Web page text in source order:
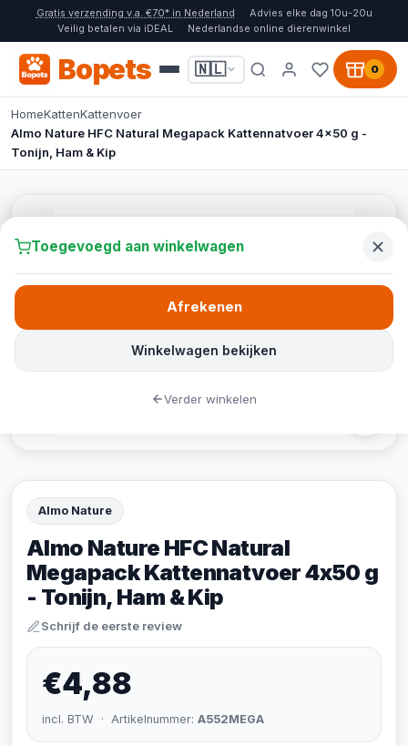
Gratis verzending v.a. €70* in Nederland
Advies elke dag 10u-20u
Veilig betalen via iDEAL
Nederlandse online dierenwinkel
Bopets 🇳🇱 0
HomeKattenKattenvoer
Almo Nature HFC Natural Megapack Kattennatvoer 4x50 g -
Tonijn, Ham & Kip
Almo Nature
Almo Nature HFC Natural
Megapack Kattennatvoer 4x50 g
- Tonijn, Ham & Kip
Schrijf de eerste review
€4,88
incl. BTW · Artikelnummer: A552MEGA
Toegevoegd aan winkelwagen
Winkelwagen bekijken
Afrekenen
Verder winkelen